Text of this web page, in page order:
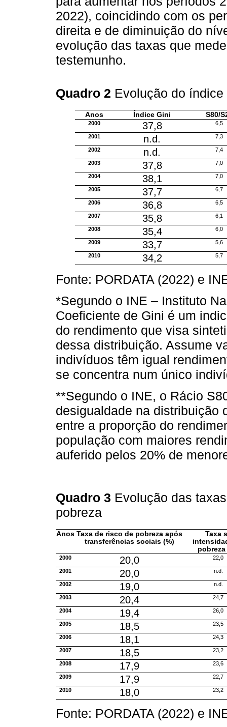
2022), coincidindo com os
direita e de diminuição do
evolução das taxas que
testemunho.
Quadro 2 Evolução do
Anos Índice Gini S80/
2000 37,8 6,5
2001 n.d. 7,3
2002 n.d. 7,4
2003 37,8 7,0
2004 38,1 7,0
2005 37,7 6,7
2006 36,8 6,5
2007 35,8 6,1
2008 35,4 6,0
2009 33,7 5,6
2010 34,2 5,7
Fonte: PORDATA (2022) e
*Segundo o INE – Instituto
Coeficiente de Gini é um
do rendimento que visa
dessa distribuição. Assume
indivíduos têm igual
se concentra num único
**Segundo o INE, o Rácio
desigualdade na distribuição
entre a proporção do
população com maiores
auferido pelos 20% de
Quadro 3 Evolução das
pobreza
Anos Taxa de risco de pobreza após
transferências sociais (%)
Taxa
pobreza
2000 20,0 22,0
2001 20,0 n.d.
2002 19,0 n.d.
2003 20,4 24,7
2004 19,4 26,0
2005 18,5 23,5
2006 18,1 24,3
2007 18,5 23,2
2008 17,9 23,6
2009 17,9 22,7
2010 18,0 23,2
Fonte: PORDATA (2022) e